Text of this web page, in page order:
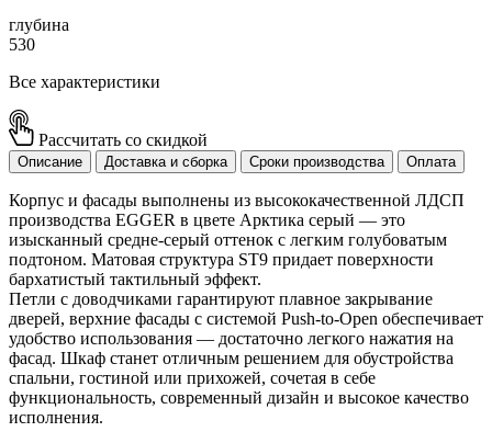
глубина
530
Все характеристики
Рассчитать со скидкой
Описание Доставка и сборка Сроки производства Оплата
Корпус и фасады выполнены из высококачественной ЛДСП
производства EGGER в цвете Арктика серый — это
изысканный средне-серый оттенок с легким голубоватым
подтоном. Матовая структура ST9 придает поверхности
бархатистый тактильный эффект.
Петли с доводчиками гарантируют плавное закрывание
дверей, верхние фасады с системой Push-to-Open обеспечивает
удобство использования — достаточно легкого нажатия на
фасад. Шкаф станет отличным решением для обустройства
спальни, гостиной или прихожей, сочетая в себе
функциональность, современный дизайн и высокое качество
исполнения.